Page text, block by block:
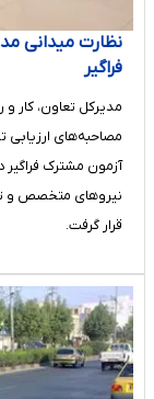
نظارت میدانی
فراگیر
مدیرکل تعاون، کار
مصاحبه‌های
آزمون مشترک فراگیر
نیروهای متخصص و
قرار گرفت.